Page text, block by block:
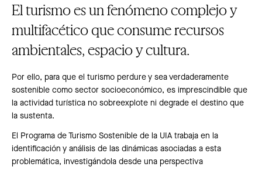
El turismo es un fenómeno complejo y
multifacético que consume recursos
ambientales, espacio y cultura.
Por ello, para que el turismo perdure y sea verdaderamente
sostenible como sector socioeconómico, es imprescindible que
la actividad turística no sobreexplote ni degrade el destino que
la sustenta.
El Programa de Turismo Sostenible de la UIA trabaja en la
identificación y análisis de las dinámicas asociadas a esta
problemática, investigándola desde una perspectiva